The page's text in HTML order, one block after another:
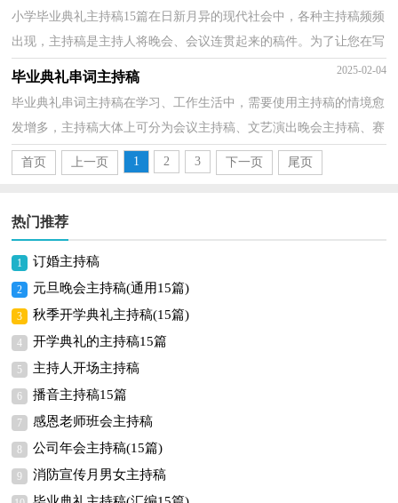
小学毕业典礼主持稿15篇在日新月异的现代社会中，各种主持稿频频
出现，主持稿是主持人将晚会、会议连贯起来的稿件。为了让您在写
主持稿时更加简单方便，下面是小编为大家收集的小...
毕业典礼串词主持稿 2025-02-04
毕业典礼串词主持稿在学习、工作生活中，需要使用主持稿的情境愈
发增多，主持稿大体上可分为会议主持稿、文艺演出晚会主持稿、赛
事活动主持稿、节庆活动主持稿、婚庆礼仪主持稿...
首页 上一页 1 2 3 下一页 尾页
热门推荐
1 订婚主持稿
2 元旦晚会主持稿(通用15篇)
3 秋季开学典礼主持稿(15篇)
4 开学典礼的主持稿15篇
5 主持人开场主持稿
6 播音主持稿15篇
7 感恩老师班会主持稿
8 公司年会主持稿(15篇)
9 消防宣传月男女主持稿